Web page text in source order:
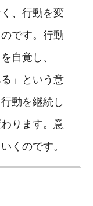
、行動を変
です。行動
自覚し、
」という意
動を継続し
ります。意
くのです。